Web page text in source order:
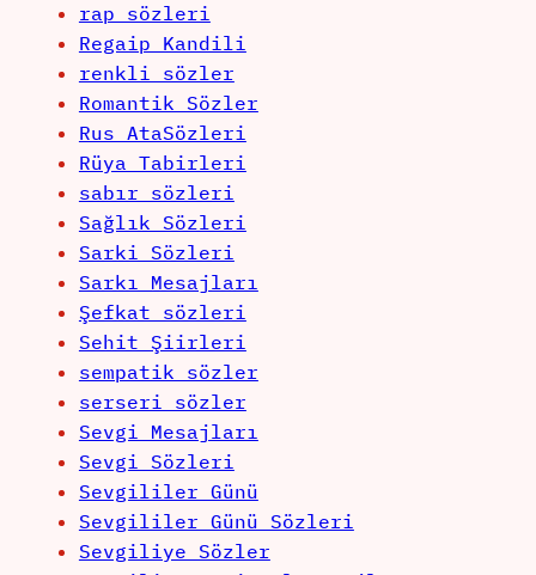
rap sözleri
Regaip Kandili
renkli sözler
Romantik Sözler
Rus AtaSözleri
Rüya Tabirleri
sabır sözleri
Sağlık Sözleri
Sarki Sözleri
Sarkı Mesajları
Şefkat sözleri
Sehit Şiirleri
sempatik sözler
serseri sözler
Sevgi Mesajları
Sevgi Sözleri
Sevgililer Günü
Sevgililer Günü Sözleri
Sevgiliye Sözler